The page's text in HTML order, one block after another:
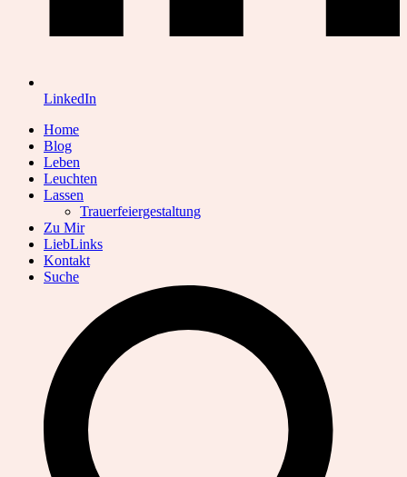
LinkedIn
Home
Blog
Leben
Leuchten
Lassen
Trauerfeiergestaltung
Zu Mir
LiebLinks
Kontakt
Suche